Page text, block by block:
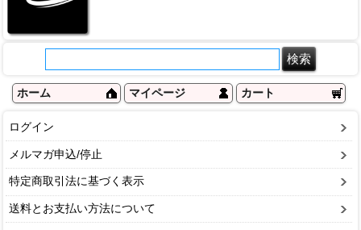
ホーム マイページ カート
ログイン
メルマガ申込/停止
特定商取引法に基づく表示
送料とお支払い方法について